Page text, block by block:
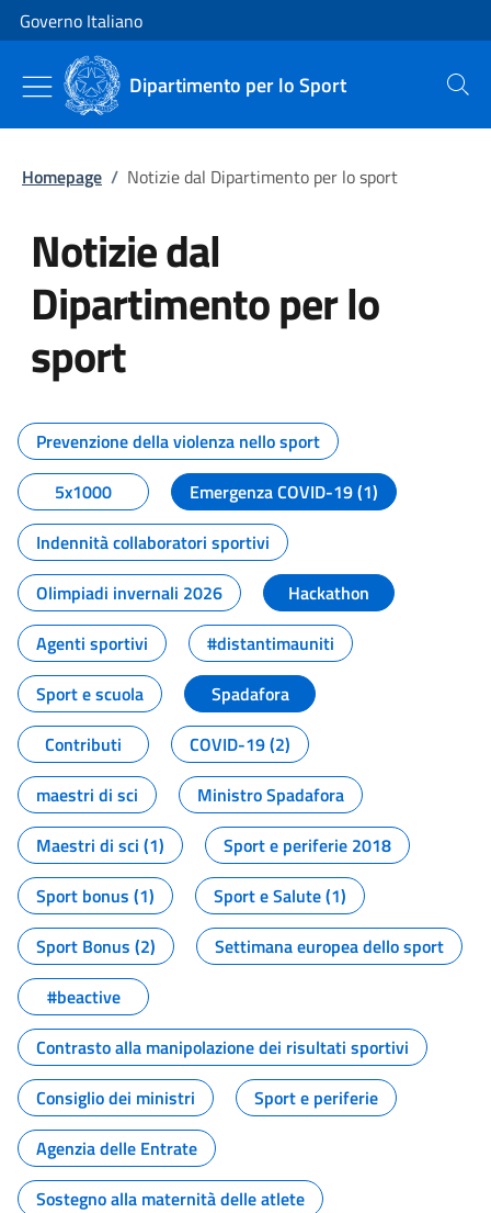
Vai al contenuto
Vai alla navigazione del sito
Governo Italiano
Dipartimento per lo Sport Cerca
Homepage / Notizie dal Dipartimento per lo sport
Notizie dal
Dipartimento per lo
sport
Tutti i contenuti della pagina
Prevenzione della violenza nello sport
5x1000
Emergenza COVID-19 (1)
Indennità collaboratori sportivi
Olimpiadi invernali 2026
Hackathon
Agenti sportivi
#distantimauniti
Sport e scuola
Spadafora
Contributi
COVID-19 (2)
maestri di sci
Ministro Spadafora
Maestri di sci (1)
Sport e periferie 2018
Sport bonus (1)
Sport e Salute (1)
Sport Bonus (2)
Settimana europea dello sport
#beactive
Contrasto alla manipolazione dei risultati sportivi
Consiglio dei ministri
Sport e periferie
Agenzia delle Entrate
Sostegno alla maternità delle atlete